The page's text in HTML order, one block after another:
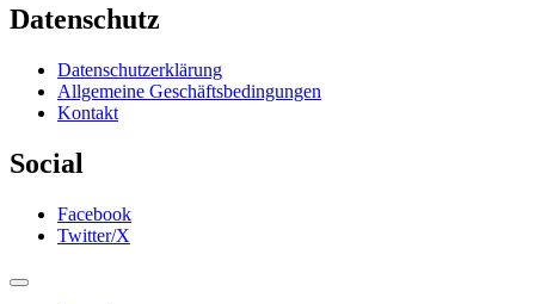
Datenschutz
Datenschutzerklärung
Allgemeine Geschäftsbedingungen
Kontakt
Social
Facebook
Twitter/X